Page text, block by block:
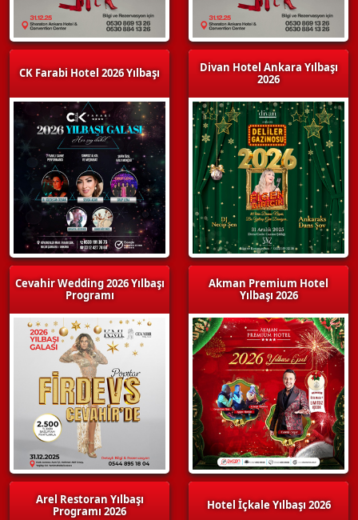
CK Farabi Hotel 2026 Yılbaşı
Cevahir Wedding 2026 Yılbaşı
Programı
Arel Restoran Yılbaşı
Programı 2026
Divan Hotel Ankara Yılbaşı
2026
Akman Premium Hotel
Yılbaşı 2026
Hotel İçkale Yılbaşı 2026